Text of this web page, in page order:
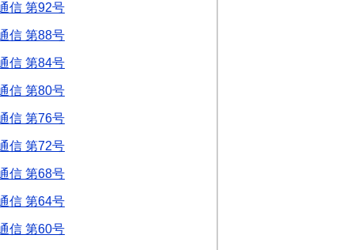
信 第92号
信 第88号
信 第84号
信 第80号
信 第76号
信 第72号
信 第68号
信 第64号
信 第60号